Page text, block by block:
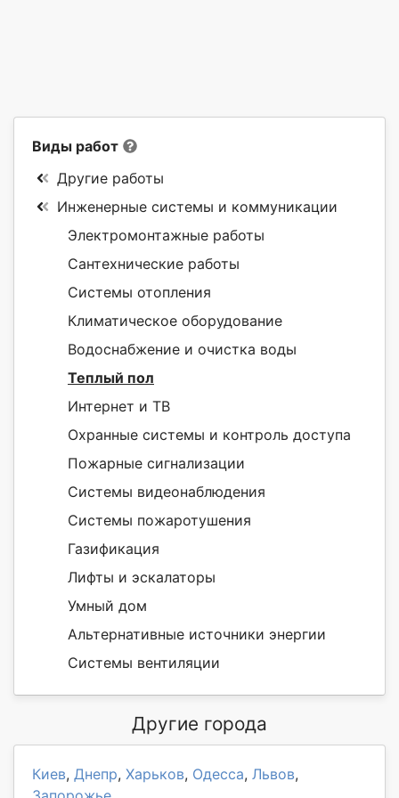
Виды работ
Другие работы
Инженерные системы и коммуникации
Электромонтажные работы
Сантехнические работы
Системы отопления
Климатическое оборудование
Водоснабжение и очистка воды
Теплый пол
Интернет и ТВ
Охранные системы и контроль доступа
Пожарные сигнализации
Системы видеонаблюдения
Системы пожаротушения
Газификация
Лифты и эскалаторы
Умный дом
Альтернативные источники энергии
Системы вентиляции
Другие города
Киев, Днепр, Харьков, Одесса, Львов,